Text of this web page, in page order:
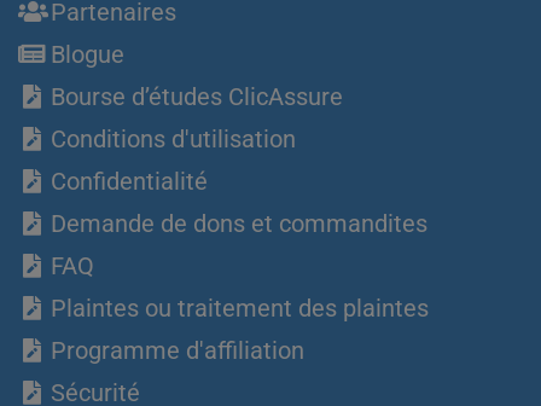
Partenaires
Blogue
Bourse d’études ClicAssure
Conditions d'utilisation
Confidentialité
Demande de dons et commandites
FAQ
Plaintes ou traitement des plaintes
Programme d'affiliation
Sécurité